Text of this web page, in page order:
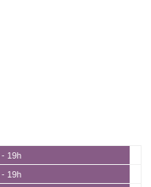
- 19h
- 19h